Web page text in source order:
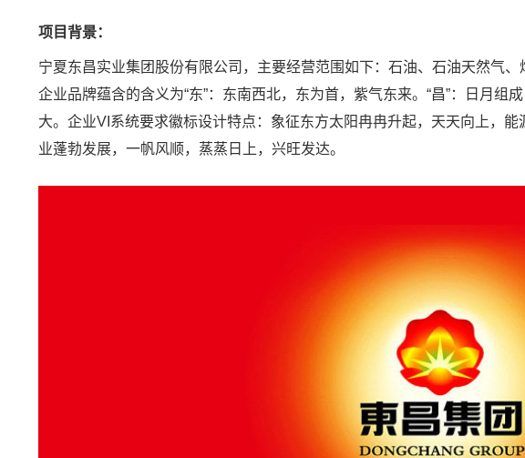
项目背景：
宁夏东昌实业集团股份有限公司，主要经营范围如下：石油、石油天然气
企业品牌蕴含的含义为“东”：东南西北，东为首，紫气东来。“昌”：日月组
大。企业VI系统要求徽标设计特点：象征东方太阳冉冉升起，天天向上，
业蓬勃发展，一帆风顺，蒸蒸日上，兴旺发达。